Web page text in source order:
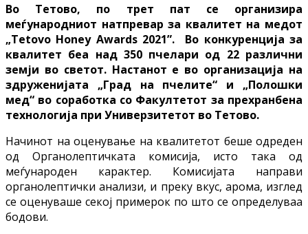
Во Тетово, по трет пат се организира
меѓународниот натпревар за квалитет на медот
„Tetovo Honey Awards 2021”. Во конкуренција за
квалитет беа над 350 пчелари од 22 различни
земји во светот. Настанот е во организација на
здруженијата „Град на пчелите“ и „Полошки
мед“ во соработка со Факултетот за прехранбена
технологија при Универзитетот во Тетово.
Начинот на оценување на квалитетот беше одреден
од Органолептичката комисија, исто така од
меѓународен карактер. Комисијата направи
органолептички анализи, и преку вкус, арома, изглед
се оценуваше секој примерок по што се определуваа
бодови.